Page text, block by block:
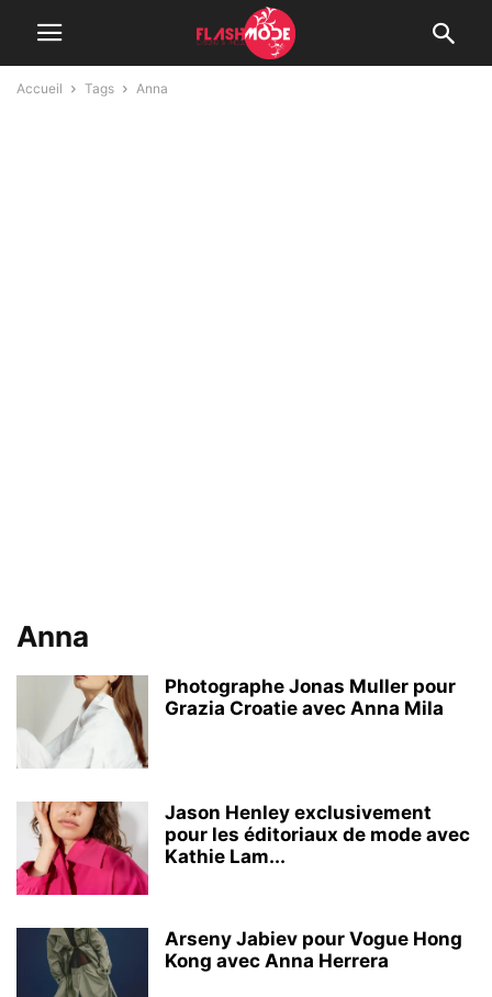
Accueil Tags Anna
Anna
Photographe Jonas Muller pour
Grazia Croatie avec Anna Mila
Jason Henley exclusivement
pour les éditoriaux de mode avec
Kathie Lam...
Arseny Jabiev pour Vogue Hong
Kong avec Anna Herrera